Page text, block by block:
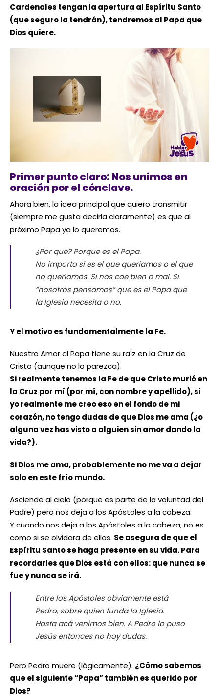
Cardenales tengan la apertura al Espíritu Santo
(que seguro la tendrán), tendremos al Papa que
Dios quiere.
Primer punto claro: Nos unimos en
oración por el cónclave.
Ahora bien, la idea principal que quiero transmitir
(siempre me gusta decirla claramente) es que al
próximo Papa ya lo queremos.
¿Por qué? Porque es el Papa.
No importa si es el que queríamos o el que
no queríamos. Si nos cae bien o mal. Si
“nosotros pensamos” que es el Papa que
la Iglesia necesita o no.
Y el motivo es fundamentalmente la Fe.
Nuestro Amor al Papa tiene su raíz en la Cruz de
Cristo (aunque no lo parezca).
Si realmente tenemos la Fe de que Cristo murió en
la Cruz por mí (por mí, con nombre y apellido), si
yo realmente me creo eso en el fondo de mi
corazón, no tengo dudas de que Dios me ama (¿o
alguna vez has visto a alguien sin amor dando la
vida?).
Si Dios me ama, probablemente no me va a dejar
solo en este frío mundo.
Asciende al cielo (porque es parte de la voluntad del
Padre) pero nos deja a los Apóstoles a la cabeza.
Y cuando nos deja a los Apóstoles a la cabeza, no es
como si se olvidara de ellos. Se asegura de que el
Espíritu Santo se haga presente en su vida. Para
recordarles que Dios está con ellos: que nunca se
fue y nunca se irá.
Entre los Apóstoles obviamente está
Pedro, sobre quien funda la Iglesia.
Hasta acá venimos bien. A Pedro lo puso
Jesús entonces no hay dudas.
Pero Pedro muere (lógicamente). ¿Cómo sabemos
que el siguiente “Papa” también es querido por
Dios?